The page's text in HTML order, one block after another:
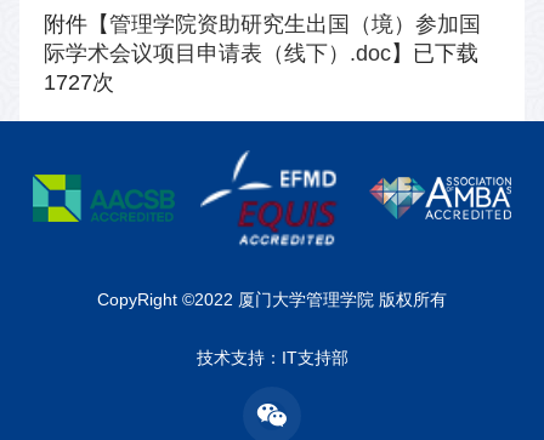
附件【管理学院资助研究生出国（境）参加国
际学术会议项目申请表（线下）.doc】已下载
1727次
CopyRight ©2022 厦门大学管理学院 版权所有
技术支持：IT支持部